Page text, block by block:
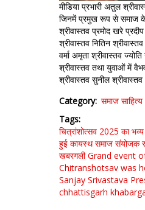
मीडिया प्रभारी अतुल
जिनमें प्रमुख रूप से समाज के
श्रीवास्तव प्रमोद खरे
श्रीवास्तव नितिन
वर्मा अमृता श्रीवास्तव
श्रीवास्तव तथा युवाओं में
श्रीवास्तव सुनील
Category समाज साहित्य
Tags
चित्रांशोत्सव 2025 का
हुई कायस्थ समाज संयोजक
खबरगली Grand event
Chitranshotsav was
Sanjay Srivastava
chhattisgarh